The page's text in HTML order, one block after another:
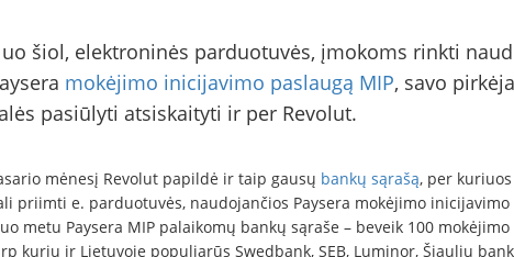
šiol, elektroninės parduotuvės, įmokoms rinkti
mokėjimo inicijavimo paslaugą MIP, savo
pasiūlyti atsiskaityti ir per Revolut.
mėnesį Revolut papildė ir taip gausų bankų sąrašą, per
priimti e. parduotuvės, naudojančios Paysera mokėjimo inicijavimo
metu Paysera MIP palaikomų bankų sąraše – beveik 100
kurių ir Lietuvoje populiarūs Swedbank, SEB, Luminor, Šiaulių